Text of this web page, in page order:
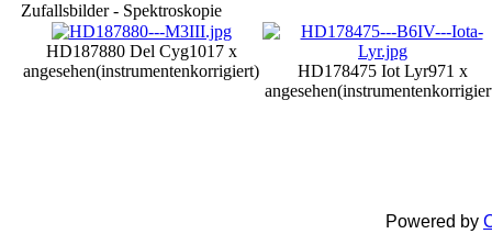
Zufallsbilder - Spektroskopie
HD187880 Del Cyg1017 x
angesehen(instrumentenkorrigiert) HD178475 Iot Lyr971 x
angesehen
Powered by